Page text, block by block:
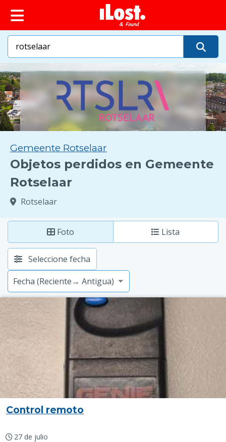
Gemeente Rotselaar
Objetos perdidos en Gemeente
Rotselaar
Rotselaar
Foto Lista
Seleccione fecha
Control remoto
27 de julio